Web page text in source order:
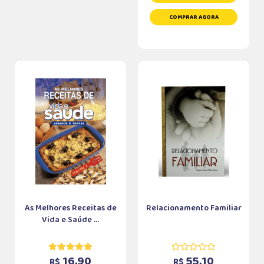
COMPRAR AGORA
As Melhores Receitas de
Vida e Saúde ...
Relacionamento Familiar